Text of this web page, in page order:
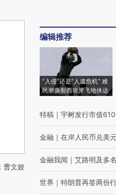
曹文姣
编辑推荐
“入侵”还是“人道危机” 难
民潮撕裂西班牙飞地休达
特稿 ｜ 宇树发行市值
金融 ｜ 在岸人民币兑美
金融我闻 ｜ 艾路明及多
世界 ｜ 特朗普再签两份